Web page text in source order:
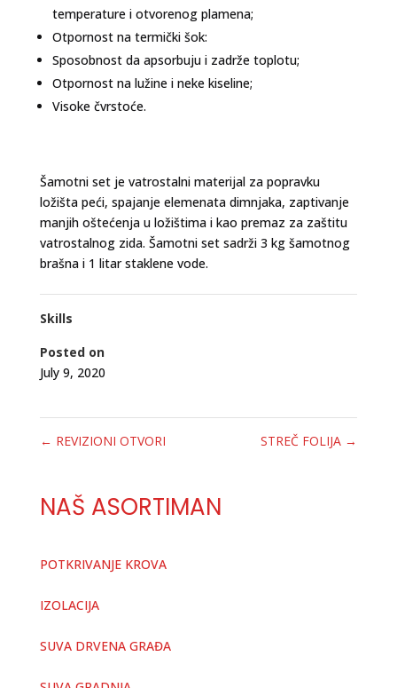
temperature i otvorenog plamena;
Otpornost na termički šok:
Sposobnost da apsorbuju i zadrže toplotu;
Otpornost na lužine i neke kiseline;
Visoke čvrstoće.
Šamotni set je vatrostalni materijal za popravku
ložišta peći, spajanje elemenata dimnjaka, zaptivanje
manjih oštećenja u ložištima i kao premaz za zaštitu
vatrostalnog zida. Šamotni set sadrži 3 kg šamotnog
brašna i 1 litar staklene vode.
Skills
Posted on
July 9, 2020
← REVIZIONI OTVORI STREČ FOLIJA →
NAŠ ASORTIMAN
POTKRIVANJE KROVA
IZOLACIJA
SUVA DRVENA GRAĐA